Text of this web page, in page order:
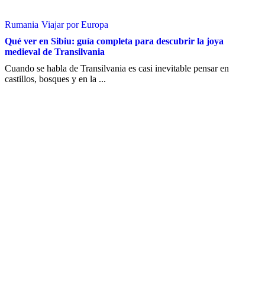
Rumania Viajar por Europa
Qué ver en Sibiu: guía completa para descubrir la joya
medieval de Transilvania
Cuando se habla de Transilvania es casi inevitable pensar en
castillos, bosques y en la ...